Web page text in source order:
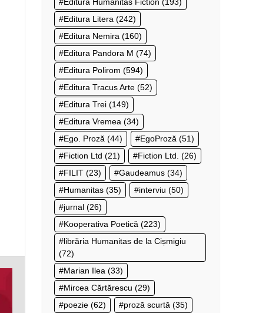
Editura Litera (242)
Editura Nemira (160)
Editura Pandora M (74)
Editura Polirom (594)
Editura Tracus Arte (52)
Editura Trei (149)
Editura Vremea (34)
Ego. Proză (44) EgoProză (51)
Fiction Ltd (21) Fiction Ltd. (26)
FILIT (23) Gaudeamus (34)
Humanitas (35) interviu (50)
jurnal (26)
Kooperativa Poetică (223)
librăria Humanitas de la Cișmigiu
(72)
Marian Ilea (33)
Mircea Cărtărescu (29)
poezie (62) proză scurtă (35)